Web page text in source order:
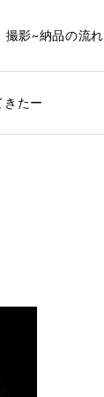
撮影~納品の流れ
たー